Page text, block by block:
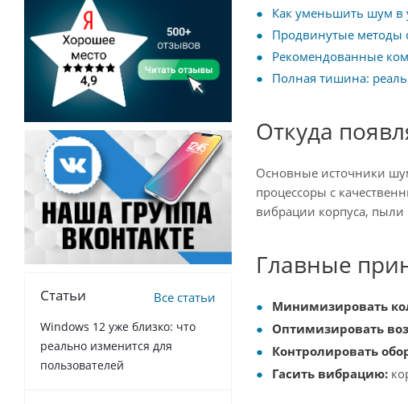
Как уменьшить шум в
Продвинутые
Рекомендованные
Полная тишина:
Откуда
Основные источники
процессоры с
вибрации корпуса,
Главные
Минимизировать
Оптимизировать
Контролировать
Гасить вибрацию:
Статьи Все статьи
Windows 12 уже близко: что
реально изменится для
пользователей